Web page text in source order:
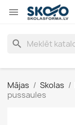

search
Mājas Skolas
pussaules